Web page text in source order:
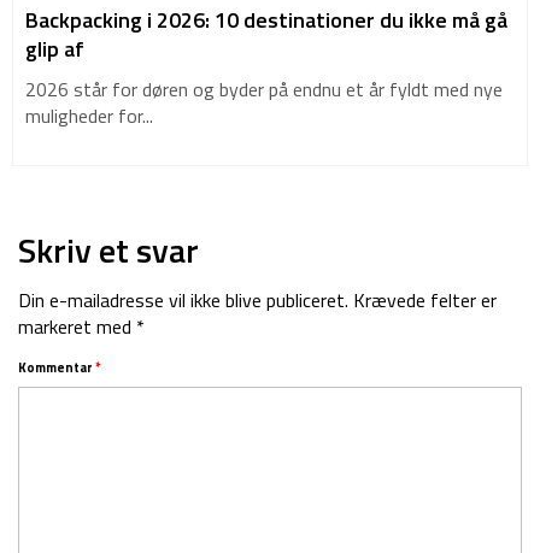
Backpacking i 2026: 10 destinationer du ikke må gå
glip af
2026 står for døren og byder på endnu et år fyldt med nye
muligheder for...
Skriv et svar
Din e-mailadresse vil ikke blive publiceret. Krævede felter er
markeret med *
Kommentar*